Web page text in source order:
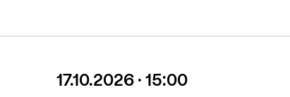
17.10.2026 · 15:00